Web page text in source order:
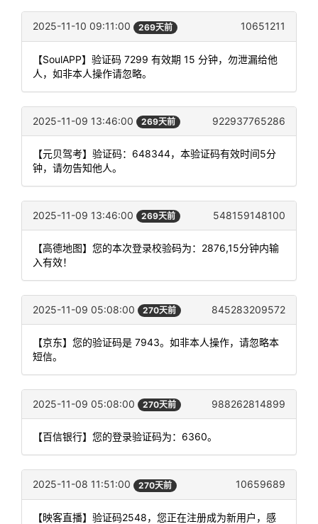
2025-11-10 09:11:00 269天前 10651211
【SoulAPP】验证码 7299 有效期 15 分钟，勿泄漏给他
人，如非本人操作请忽略。
2025-11-09 13:46:00 269天前 922937765286
【元贝驾考】验证码：648344，本验证码有效时间5分
钟，请勿告知他人。
2025-11-09 13:46:00 269天前 548159148100
【高德地图】您的本次登录校验码为：2876,15分钟内输
入有效！
2025-11-09 05:08:00 270天前 845283209572
【京东】您的验证码是 7943。如非本人操作，请忽略本
短信。
2025-11-09 05:08:00 270天前 988262814899
【百信银行】您的登录验证码为：6360。
2025-11-08 11:51:00 270天前 10659689
【映客直播】验证码2548，您正在注册成为新用户，感